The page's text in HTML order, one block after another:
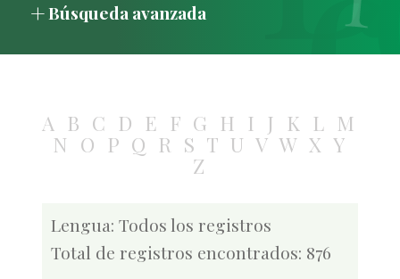
Búsqueda avanzada
A B C D E F G H I J K L M
N O P Q R S T U V W X Y
Z
Lengua: Todos los registros
Total de registros encontrados: 876